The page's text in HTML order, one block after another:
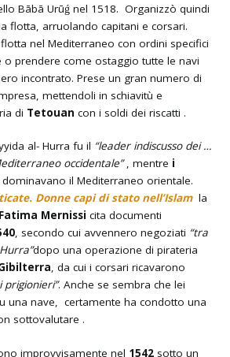
Bābā Urūǵ nel 1518. Organizzò quindi
flotta, arruolando capitani e corsari.
nel Mediterraneo con ordini specifici
o prendere come ostaggio tutte le navi
incontrato. Prese un gran numero di
mettendoli in schiavitù e
di Tetouan con i soldi dei riscatti .
al- Hurra fu il “leader indiscusso dei …
occidentale”, mentre i
dominavano il Mediterraneo orientale.
Donne capi di stato nell’Islam la
Fatima Mernissi cita documenti
, secondo cui avvennero negoziati “tra
dopo una operazione di pirateria
, da cui i corsari ricavarono
prigionieri”. Anche se sembra che lei
una nave, certamente ha condotto una
sottovalutare .
improvvisamente nel 1542 sotto un